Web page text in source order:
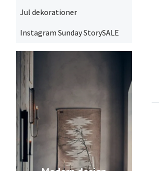
Jul dekorationer
Instagram Sunday StorySALE